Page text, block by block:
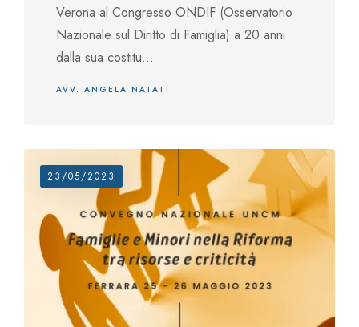
Verona al Congresso ONDIF (Osservatorio
Nazionale sul Diritto di Famiglia) a 20 anni
dalla sua costitu...
AVV. ANGELA NATATI
23/05/2023